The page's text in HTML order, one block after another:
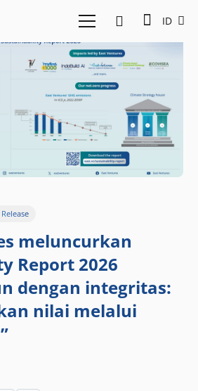
ID
meluncurkan
Report 2026
dengan integritas:
nilai melalui